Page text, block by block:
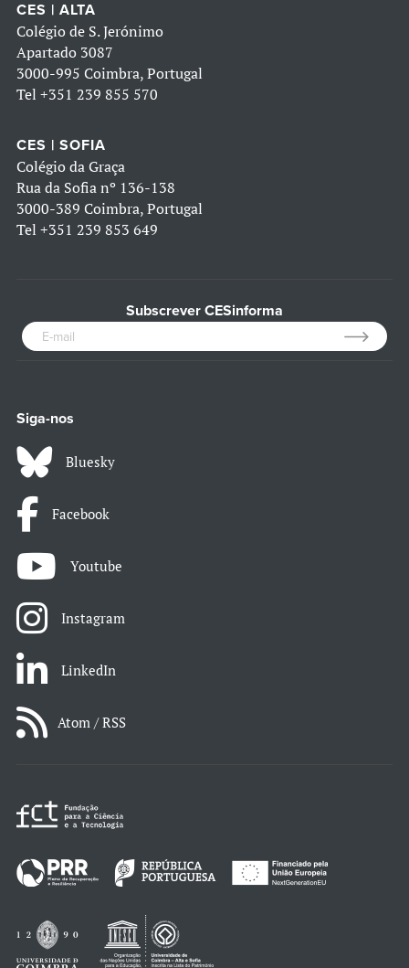
CES | ALTA
Colégio de S. Jerónimo
Apartado 3087
3000-995 Coimbra, Portugal
Tel +351 239 855 570
CES | SOFIA
Colégio da Graça
Rua da Sofia nº 136-138
3000-389 Coimbra, Portugal
Tel +351 239 853 649
Subscrever CESinforma
Siga-nos
Bluesky
Facebook
Youtube
Instagram
LinkedIn
Atom / RSS